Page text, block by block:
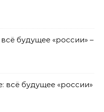
будущее «россии» –
всё будущее «россии»